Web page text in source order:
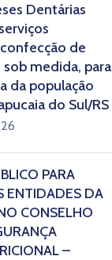
Dentárias
de
medida, para
da população
do Sul/RS
PARA
ENTIDADES DA
CONSELHO
–